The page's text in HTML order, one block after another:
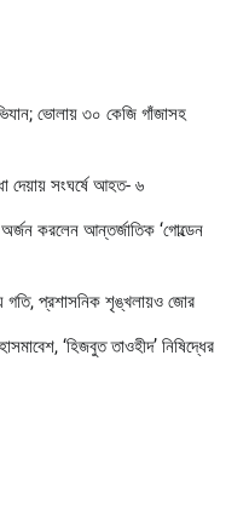
ভোলায় ৩০ কেজি গাঁজাসহ
দেয়ায় সংঘর্ষে আহত- ৬
করলেন আন্তর্জাতিক ‘গোল্ডেন
গতি, প্রশাসনিক শৃঙ্খলায়ও জোর
‘হিজবুত তাওহীদ’ নিষিদ্ধের